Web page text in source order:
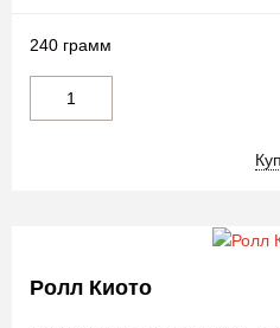
240 грамм
Ролл Киото